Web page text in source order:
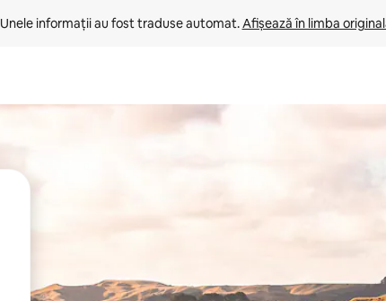
Unele informații au fost traduse automat. Afișează în limba